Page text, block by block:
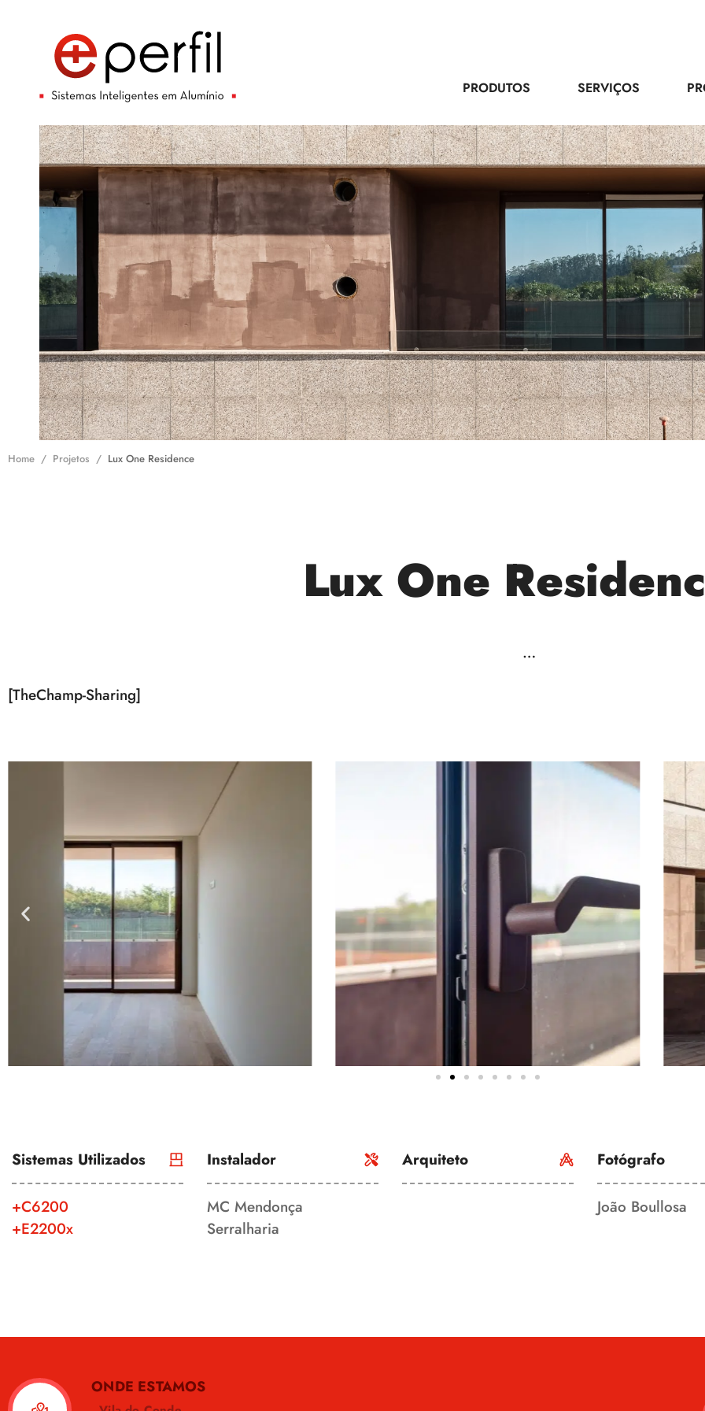
PRODUTOS SERVIÇOS
Home Projetos Lux One Residence
Lux One
…
[TheChamp-Sharing]
Sistemas Utilizados
+C6200
+E2200x
Instalador
MC Mendonça
Serralharia
Arquiteto Fotógrafo
João Boullosa
ONDE ESTAMOS